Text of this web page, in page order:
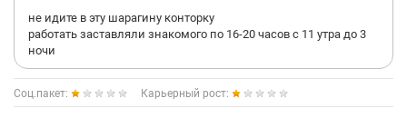
не идите в эту шарагину конторку
работать заставляли знакомого по 16-20 часов с 11 утра до 3
ночи
Соц.пакет: Карьерный рост: